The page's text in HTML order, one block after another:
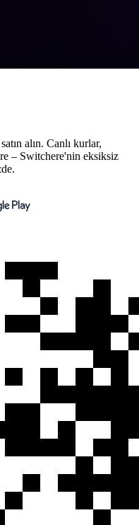
alın. Canlı kurlar,
– Switchere'nin eksiksiz